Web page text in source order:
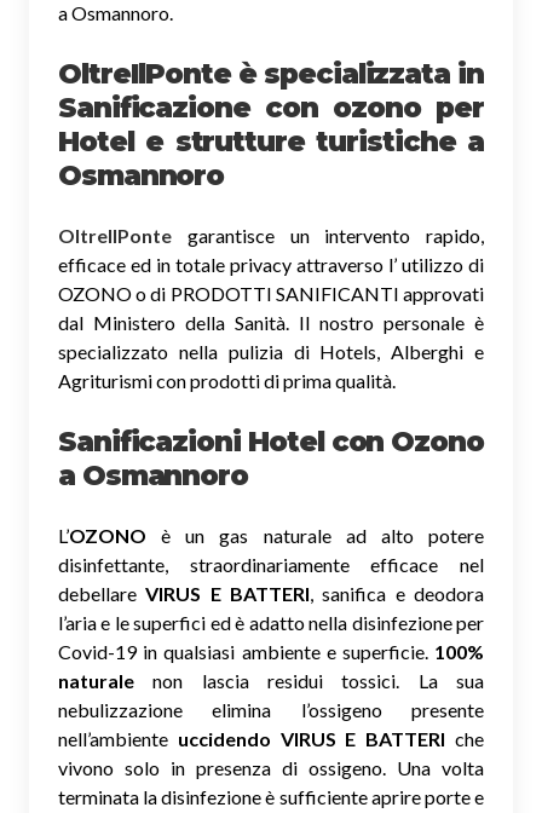
a Osmannoro.
OltreIlPonte è specializzata in
Sanificazione con ozono per
Hotel e strutture turistiche a
Osmannoro
OltreIlPonte garantisce un intervento rapido,
efficace ed in totale privacy attraverso l’ utilizzo di
OZONO o di PRODOTTI SANIFICANTI approvati
dal Ministero della Sanità. Il nostro personale è
specializzato nella pulizia di Hotels, Alberghi e
Agriturismi con prodotti di prima qualità.
Sanificazioni Hotel con Ozono
a Osmannoro
L’OZONO è un gas naturale ad alto potere
disinfettante, straordinariamente efficace nel
debellareVIRUS E BATTERI, sanifica e deodora
l’aria e le superfici ed è adatto nella disinfezione per
Covid-19 in qualsiasi ambiente e superficie. 100%
naturale non lascia residui tossici. La sua
nebulizzazione elimina l’ossigeno presente
nell’ambiente uccidendo VIRUS E BATTERI che
vivono solo in presenza di ossigeno. Una volta
terminata la disinfezione è sufficiente aprire porte e